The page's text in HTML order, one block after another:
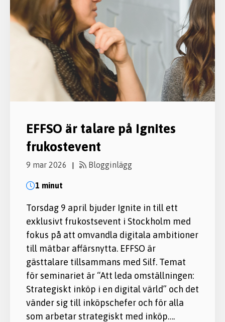
EFFSO är talare på Ignites
frukostevent
9 mar 2026 | Blogginlägg
1 minut
Torsdag 9 april bjuder Ignite in till ett
exklusivt frukostsevent i Stockholm med
fokus på att omvandla digitala ambitioner
till mätbar affärsnytta. EFFSO är
gästtalare tillsammans med Silf. Temat
för seminariet är “Att leda omställningen:
Strategiskt inköp i en digital värld” och det
vänder sig till inköpschefer och för alla
som arbetar strategiskt med inköp….